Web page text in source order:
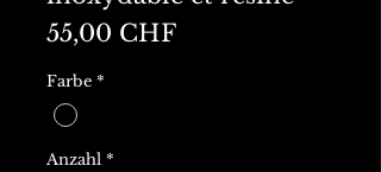
55,00 CHFPreis
Farbe *
Anzahl *